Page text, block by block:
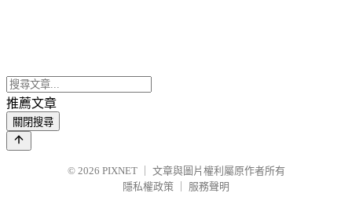
推薦文章
關閉搜尋
© 2026 PIXNET
文章與圖片權利屬原作者所有
隱私權政策
服務聲明